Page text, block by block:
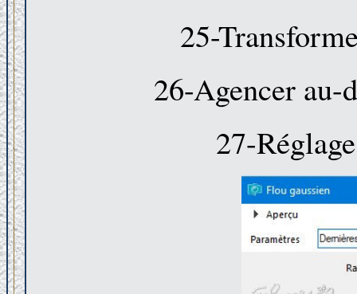
25-
26-Agencer au-
27-